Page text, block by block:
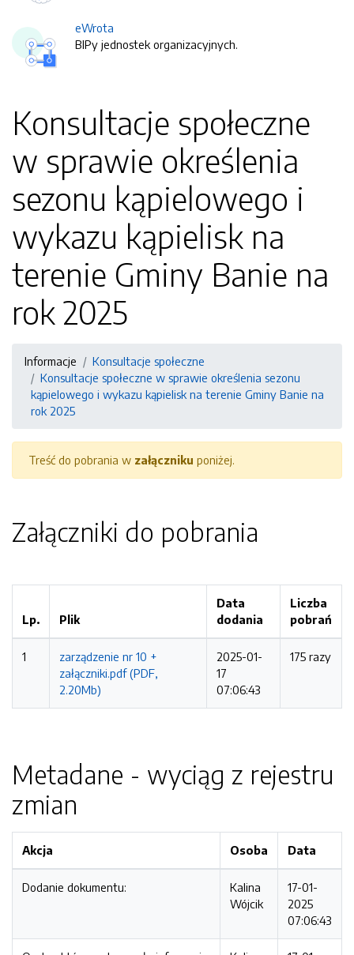
eWrota
BIPy jednostek organizacyjnych.
Konsultacje społeczne
w sprawie określenia
sezonu kąpielowego i
wykazu kąpielisk na
terenie Gminy Banie na
rok 2025
Informacje
Konsultacje społeczne
Konsultacje społeczne w sprawie określenia sezonu
kąpielowego i wykazu kąpielisk na terenie Gminy Banie na
rok 2025
Treść do pobrania w załączniku poniżej.
Załączniki do pobrania
Lp. Plik
Data
dodania
Liczba
pobrań
1
zarządzenie nr 10 +
załączniki.pdf (PDF,
2.20Mb)
2025-01-
17
07:06:43
175 razy
Metadane - wyciąg z rejestru
zmian
Akcja Osoba Data
Dodanie dokumentu:
Kalina
Wójcik
17-01-
2025
07:06:43